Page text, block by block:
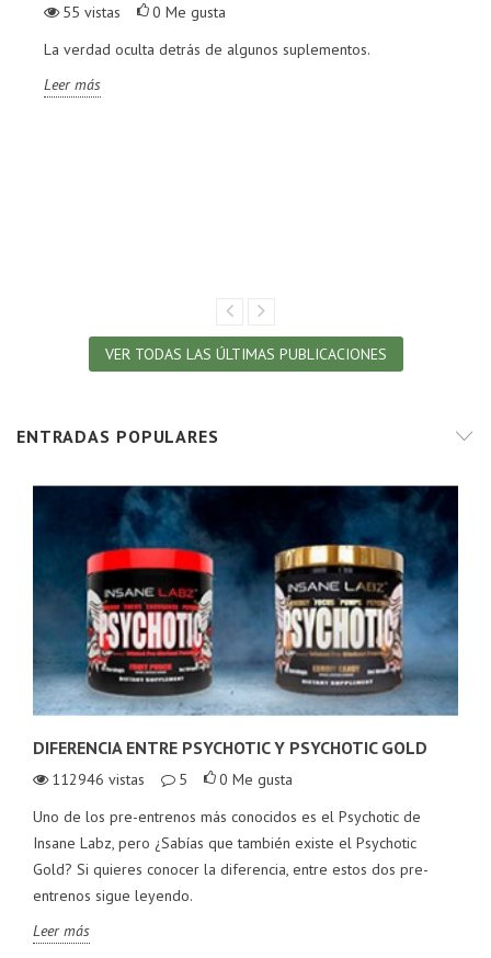
55 vistas 0 Me gusta
La verdad oculta detrás de algunos suplementos.
Leer más
VER TODAS LAS ÚLTIMAS PUBLICACIONES
ENTRADAS POPULARES
DIFERENCIA ENTRE PSYCHOTIC Y PSYCHOTIC GOLD
112946 vistas 5 0 Me gusta
Uno de los pre-entrenos más conocidos es el Psychotic de
Insane Labz, pero ¿Sabías que también existe el Psychotic
Gold? Si quieres conocer la diferencia, entre estos dos pre-
entrenos sigue leyendo.
Leer más